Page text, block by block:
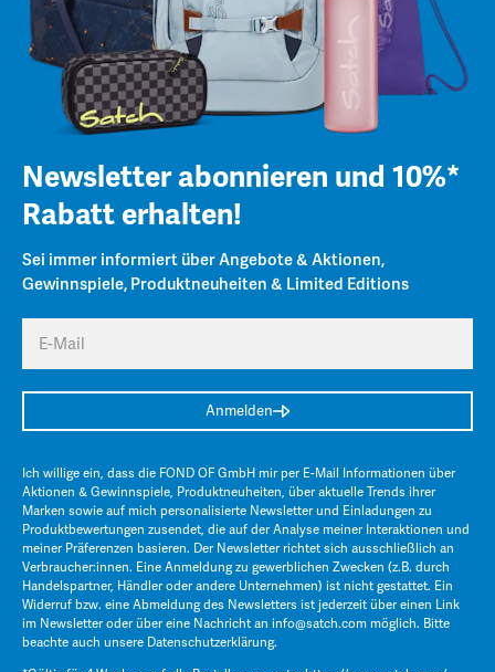
Newsletter abonnieren und 10%*
Rabatt erhalten!
Sei immer informiert über Angebote & Aktionen,
Gewinnspiele, Produktneuheiten & Limited Editions
E-Mail
Anmelden
Ich willige ein, dass die FOND OF GmbH mir per E-Mail Informationen über
Aktionen & Gewinnspiele, Produktneuheiten, über aktuelle Trends ihrer
Marken sowie auf mich personalisierte Newsletter und Einladungen zu
Produktbewertungen zusendet, die auf der Analyse meiner Interaktionen und
meiner Präferenzen basieren. Der Newsletter richtet sich ausschließlich an
Verbraucher:innen. Eine Anmeldung zu gewerblichen Zwecken (z.B. durch
Handelspartner, Händler oder andere Unternehmen) ist nicht gestattet. Ein
Widerruf bzw. eine Abmeldung des Newsletters ist jederzeit über einen Link
im Newsletter oder über eine Nachricht an info@satch.com möglich. Bitte
beachte auch unsere Datenschutzerklärung.